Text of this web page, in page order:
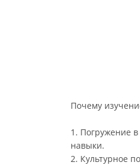
Почему
1. Погружение
навыки.
2. Культурное